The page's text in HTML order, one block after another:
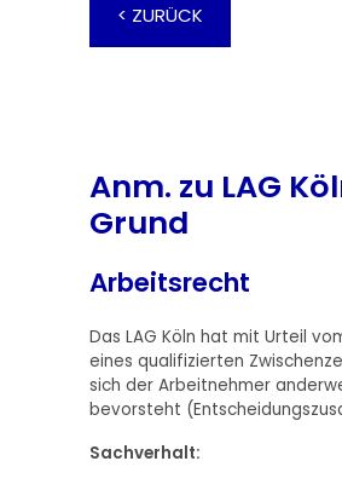
< ZURÜCK
Anm. zu LAG
Grund
Arbeitsrecht
Das LAG Köln hat mit Urteil
eines qualifizierten
sich der Arbeitnehmer
bevorsteht
Sachverhalt: